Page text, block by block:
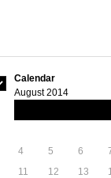
Calendar
August 2014
4 5 6
11
12 13